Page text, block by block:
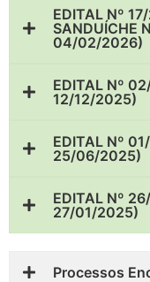
EDITAL Nº
SANDUÍCHE
04/02/2026)
EDITAL Nº
12/12/2025)
EDITAL Nº
25/06/2025)
EDITAL Nº
27/01/2025)
Processos